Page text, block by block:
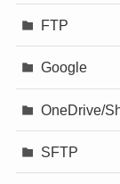
FTP
Google
OneDrive/
SFTP